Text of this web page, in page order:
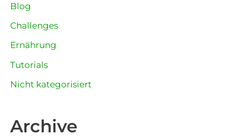
Blog
Challenges
Ernährung
Tutorials
Nicht kategorisiert
Archive